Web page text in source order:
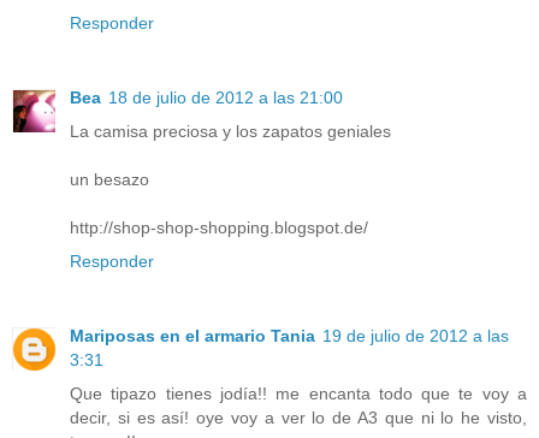
Responder
Bea 18 de julio de 2012 a las 21:00
La camisa preciosa y los zapatos geniales
un besazo
http://shop-shop-shopping.blogspot.de/
Responder
Mariposas en el armario Tania 19 de julio de 2012 a las
3:31
Que tipazo tienes jodía!! me encanta todo que te voy a
decir, si es así! oye voy a ver lo de A3 que ni lo he visto,